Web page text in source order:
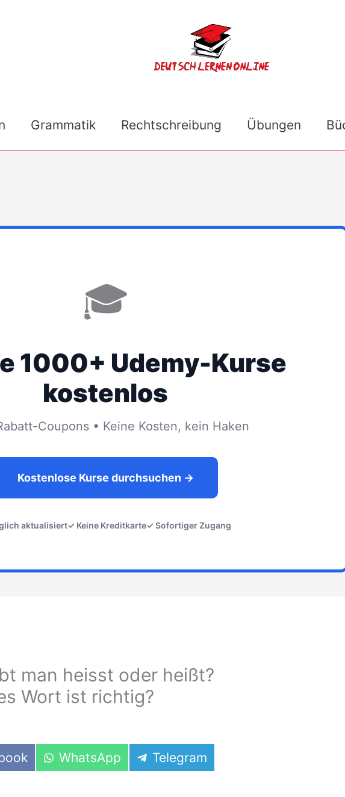
Grammatik Rechtschreibung Übungen
🎓
1000+ Udemy-Kurse
kostenlos
Coupons • Keine Kosten, kein Haken
Kostenlose Kurse durchsuchen →
aktualisiert✓ Keine Kreditkarte✓ Sofortiger Zugang
man heisst oder heißt?
Wort ist richtig?
Share
on
WhatsApp
Share
on
Telegram